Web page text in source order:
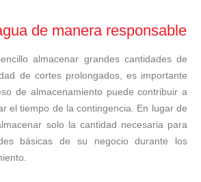
de manera responsable
almacenar grandes cantidades de
de cortes prolongados, es importante
de almacenamiento puede contribuir a
el tiempo de la contingencia. En lugar de
solo la cantidad necesaria para
básicas de su negocio durante los